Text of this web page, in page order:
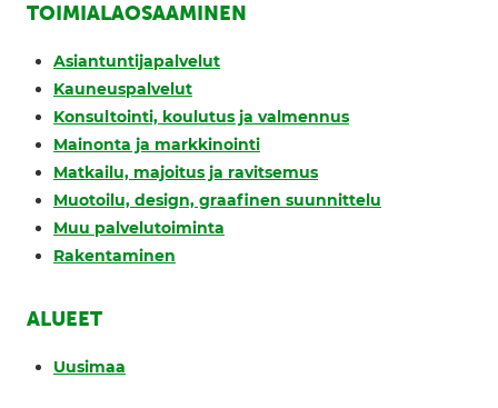
TOIMIALAOSAAMINEN
Asiantuntijapalvelut
Kauneuspalvelut
Konsultointi, koulutus ja valmennus
Mainonta ja markkinointi
Matkailu, majoitus ja ravitsemus
Muotoilu, design, graafinen suunnittelu
Muu palvelutoiminta
Rakentaminen
ALUEET
Uusimaa